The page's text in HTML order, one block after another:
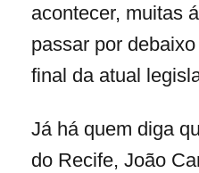
acontecer, muitas
passar por
final da atual
Já há quem diga
do Recife, João